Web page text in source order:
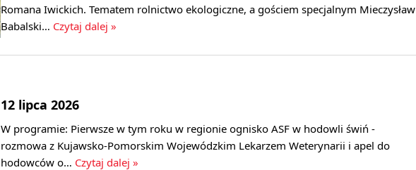
Romana Iwickich. Tematem rolnictwo ekologiczne, a gościem specjalnym Mieczysław
Babalski… Czytaj dalej »
12 lipca 2026
W programie: Pierwsze w tym roku w regionie ognisko ASF w hodowli świń -
rozmowa z Kujawsko-Pomorskim Wojewódzkim Lekarzem Weterynarii i apel do
hodowców o… Czytaj dalej »